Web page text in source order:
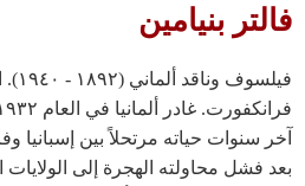
هنابنيامين
فيلسوف وناقد
فرانكفورت.
محاولته الهجرة إلى الولايات